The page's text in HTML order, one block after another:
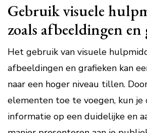
Gebruik visuele
zoals afbeeldingen
Het gebruik van visuele
afbeeldingen en grafieken kan
naar een hoger niveau tillen.
elementen toe te voegen, kun je
informatie op een duidelijke en